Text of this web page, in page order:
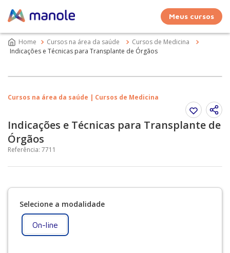
Meus cursos
Cursos na área da saúde
Cursos de Medicina
Indicações e Técnicas para Transplante de Órgãos
Cursos na área da saúde | Cursos de Medicina
Indicações e Técnicas para Transplante de
Órgãos
Referência: 7711
On-line